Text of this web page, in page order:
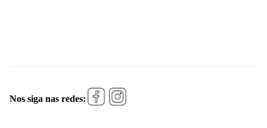
Nos siga nas redes: